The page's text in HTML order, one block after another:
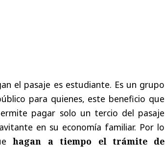
el pasaje es estudiante. Es un grupo
para quienes, este beneficio que
pagar solo un tercio del pasaje
en su economía familiar. Por lo
hagan a tiempo el trámite de